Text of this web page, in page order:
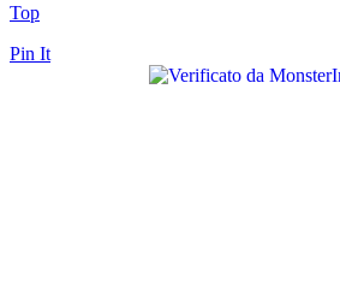
Top
Pin It